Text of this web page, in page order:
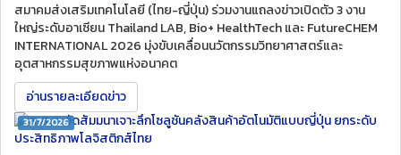
สมาคมส่งเสริมเทคโนโลยี (ไทย-ญี่ปุ่น) ร่วมงานแถลงข่าวเปิดตัว 3 งาน
ใหญ่ระดับอาเซียน Thailand LAB, Bio+ HealthTech และ FutureCHEM
INTERNATIONAL 2026 มุ่งขับเคลื่อนนวัตกรรมวิทยาศาสตร์และ
อุตสาหกรรมสุขภาพแห่งอนาคต
อ่านรายละเอียดข่าว
31/7/2026